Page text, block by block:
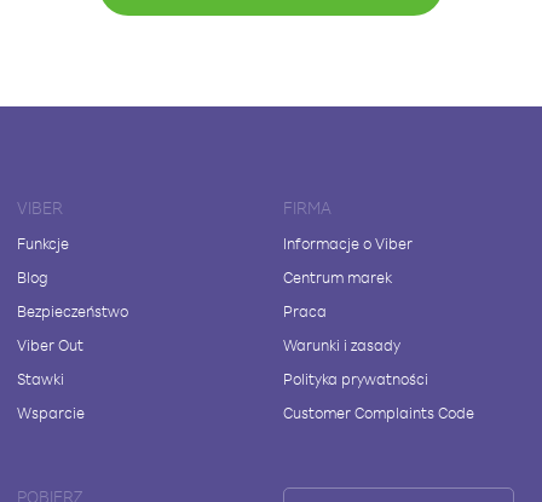
VIBER
Funkcje
Blog
Bezpieczeństwo
Viber Out
Stawki
Wsparcie
FIRMA
Informacje o Viber
Centrum marek
Praca
Warunki i zasady
Polityka prywatności
Customer Complaints Code
POBIERZ